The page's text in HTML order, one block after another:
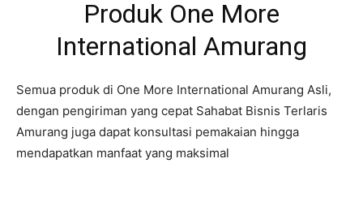
Produk One More
International Amurang
Semua produk di One More International Amurang Asli,
dengan pengiriman yang cepat Sahabat Bisnis Terlaris
Amurang juga dapat konsultasi pemakaian hingga
mendapatkan manfaat yang maksimal